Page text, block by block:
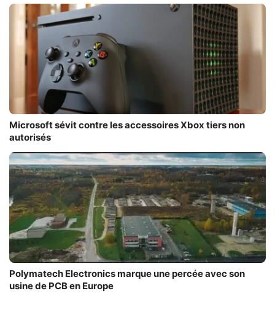
Microsoft sévit contre les accessoires Xbox tiers non
autorisés
Polymatech Electronics marque une percée avec son
usine de PCB en Europe